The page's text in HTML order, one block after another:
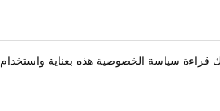
سياسة الخصوصية هذه بعناية واستخدام